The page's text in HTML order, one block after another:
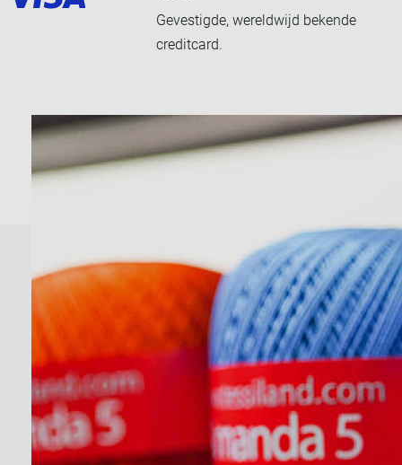
Gevestigde, wereldwijd bekende
creditcard.